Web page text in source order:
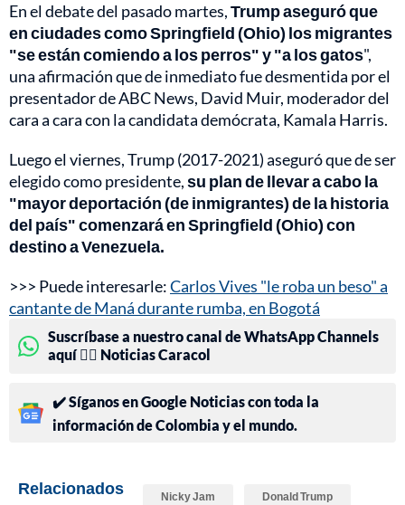
En el debate del pasado martes,Trump aseguró que
en ciudades como Springfield (Ohio) los migrantes
"se están comiendo a los perros" y "a los gatos",
una afirmación que de inmediato fue desmentida por el
presentador de ABC News, David Muir, moderador del
cara a cara con la candidata demócrata, Kamala Harris.
Luego el viernes, Trump (2017-2021) aseguró que de ser
elegido como presidente,su plan de llevar a cabo la
"mayor deportación (de inmigrantes) de la historia
del país" comenzará en Springfield (Ohio) con
destino a Venezuela.
>>> Puede interesarle:Carlos Vives "le roba un beso" a
cantante de Maná durante rumba, en Bogotá
Suscríbase a nuestro canal de WhatsApp Channels
aquí 👉🏻 Noticias Caracol
✔️ Síganos en Google Noticias con toda la
información de Colombia y el mundo.
Relacionados Nicky Jam Donald Trump